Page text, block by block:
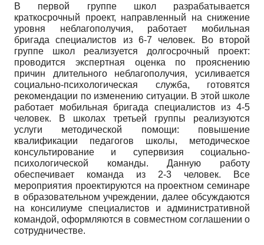
В первой группе школ разрабатывается
краткосрочный проект, направленный на снижение
уровня неблагополучия, работает мобильная
бригада специалистов из 6-7 человек. Во второй
группе школ реализуется долгосрочный проект:
проводится экспертная оценка по прояснению
причин длительного неблагополучия, усиливается
социально-психологическая служба, готовятся
рекомендации по изменению ситуации. В этой школе
работает мобильная бригада специалистов из 4-5
человек. В школах третьей группы реализуются
услуги методической помощи: повышение
квалификации педагогов школы, методическое
консультирование и супервизия социально-
психологической команды. Данную работу
обеспечивает команда из 2-3 человек. Все
мероприятия проектируются на проектном семинаре
в образовательном учреждении, далее обсуждаются
на консилиуме специалистов и административной
командой, оформляются в совместном соглашении о
сотрудничестве.